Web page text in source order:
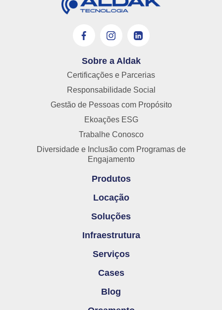
Sobre a Aldak
Certificações e Parcerias
Responsabilidade Social
Gestão de Pessoas com Propósito
Ekoações ESG
Trabalhe Conosco
Diversidade e Inclusão com Programas de
Engajamento
Produtos
Locação
Soluções
Infraestrutura
Serviços
Cases
Blog